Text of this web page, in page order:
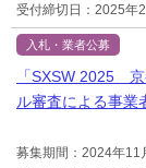
受付締切日：2025年
入札・業者公募
「SXSW 2025
ル審査による事業
募集期間：2024年11